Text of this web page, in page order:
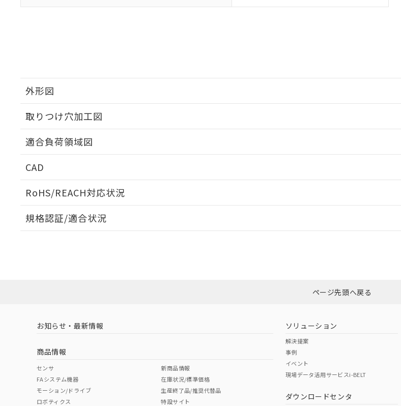
外形図
取りつけ穴加工図
適合負荷領域図
CAD
RoHS/REACH対応状況
EU RoHS 注意事項・凡例
ダウンロードはこちら
中国 RoHS 注意事項・凡例
中国 RoHS表
Pb Hg Cr(VI)
規格認証/適合状況
（イギリス
（ノルウェー
（日本
（アメリカ
この製品
ページ先頭へ戻る
お知らせ・最新情報
商品情報
センサ
FAシステム機器
モーション/ドライブ
ロボティクス
新商品情報
在庫状況/標準価格
生産終了品/推奨代替品
特設サイト
ソリューション
解決提案
事例
イベント
現場データ活用サービスi-BELT
ダウンロードセンタ